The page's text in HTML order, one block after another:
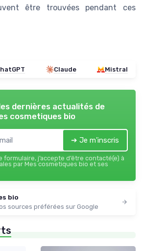
être trouvées pendant ces
Claude Mistral
dernières actualités de
cosmetiques bio
➔ Je m'inscris
formulaire, j’accepte d’être contacté(e) à
par Mes cosmetiques bio et ses
bio
sources préférées sur Google